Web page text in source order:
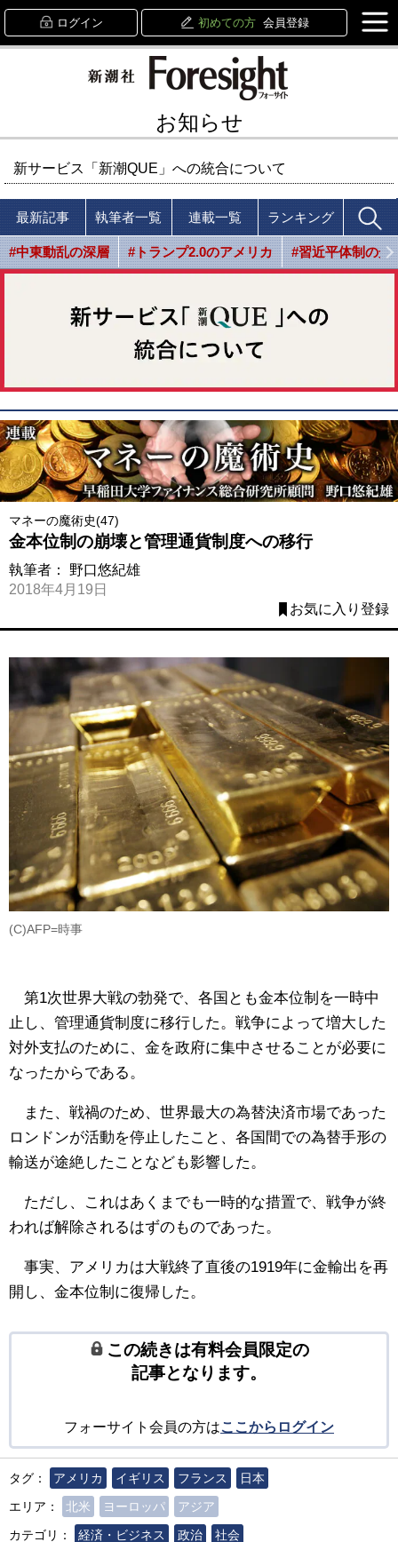
ログイン 初めての方 会員登録
お知らせ
新サービス「新潮QUE」への統合について
最新記事 執筆者一覧 連載一覧 ランキング
#中東動乱の深層 #トランプ2.0のアメリカ #習近平体制の光
マネーの魔術史(47)
金本位制の崩壊と管理通貨制度への移行
執筆者： 野口悠紀雄
2018年4月19日
お気に入り登録
(C)AFP=時事
第1次世界大戦の勃発で、各国とも金本位制を一時中
止し、管理通貨制度に移行した。戦争によって増大した
対外支払のために、金を政府に集中させることが必要に
なったからである。
また、戦禍のため、世界最大の為替決済市場であった
ロンドンが活動を停止したこと、各国間での為替手形の
輸送が途絶したことなども影響した。
ただし、これはあくまでも一時的な措置で、戦争が終
われば解除されるはずのものであった。
事実、アメリカは大戦終了直後の1919年に金輸出を再
開し、金本位制に復帰した。
この続きは有料会員限定の
記事となります。
フォーサイト会員の方はここからログイン
タグ： アメリカ イギリス フランス
日本
エリア：
北米 ヨーロッパ
アジア
カテゴリ：
経済・ビジネス 政治 社会